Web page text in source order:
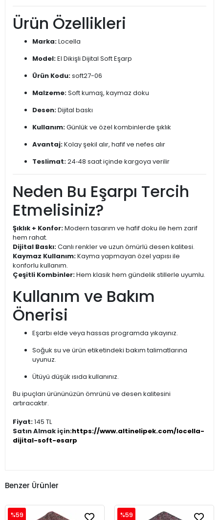
Ürün Özellikleri
Marka:Locella
Model:El Dikişli Dijital Soft Eşarp
Ürün Kodu:soft27-06
Malzeme:Soft kumaş, kaymaz doku
Desen:Dijital baskı
Kullanım:Günlük ve özel kombinlerde şıklık
Avantaj:Kolay şekil alır, hafif ve nefes alır
Teslimat:24‑48 saat içinde kargoya verilir
Neden Bu Eşarpı Tercih
Etmelisiniz?
Şıklık + Konfor:Modern tasarım ve hafif doku ile hem zarif
hem rahat.
Dijital Baskı:Canlı renkler ve uzun ömürlü desen kalitesi.
Kaymaz Kullanım:Kayma yapmayan özel yapısı ile
konforlu kullanım.
Çeşitli Kombinler:Hem klasik hem gündelik stillerle uyumlu.
Kullanım ve Bakım
Önerisi
Eşarbı elde veya hassas programda yıkayınız.
Soğuk su ve ürün etiketindeki bakım talimatlarına
uyunuz.
Ütüyü düşük ısıda kullanınız.
Bu ipuçları ürününüzün ömrünü ve desen kalitesini
artıracaktır.
Fiyat:145 TL
Satın Almak için:https://www.altinelipek.com/locella-
dijital-soft-esarp
Benzer Ürünler
%59 %59